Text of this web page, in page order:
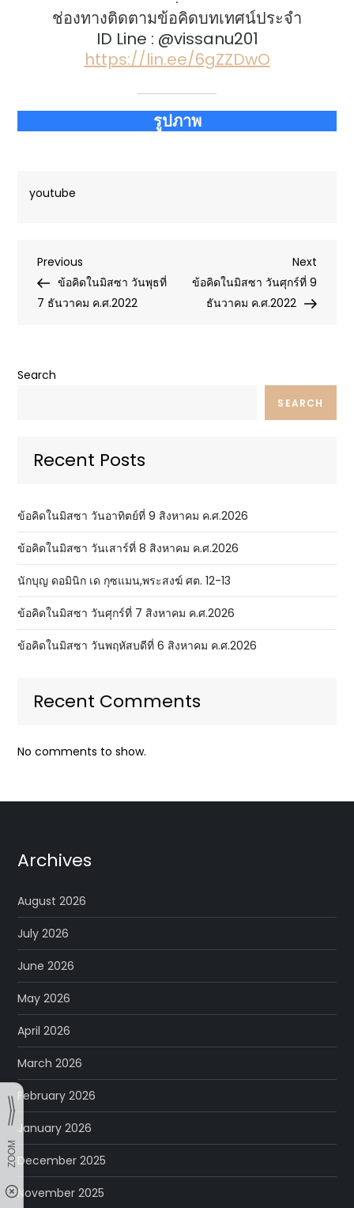
ช่องทางติดตามข้อคิดบทเทศน์ประจำ
ID Line : @vissanu201
https://lin.ee/6gZZDwO
รูปภาพ
youtube
Post
navigation
Previous
Post
Previous
ข้อคิดในมิสซา วันพุธที่
7 ธันวาคม ค.ศ.2022
Next
Post
Next
ข้อคิดในมิสซา วันศุกร์ที่ 9
ธันวาคม ค.ศ.2022
Search
SEARCH
Recent Posts
ข้อคิดในมิสซา วันอาทิตย์ที่ 9 สิงหาคม ค.ศ.2026
ข้อคิดในมิสซา วันเสาร์ที่ 8 สิงหาคม ค.ศ.2026
นักบุญ ดอมินิก เด กุซแมน,พระสงฆ์ ศต. 12-13
ข้อคิดในมิสซา วันศุกร์ที่ 7 สิงหาคม ค.ศ.2026
ข้อคิดในมิสซา วันพฤหัสบดีที่ 6 สิงหาคม ค.ศ.2026
Recent Comments
No comments to show.
Archives
August 2026
July 2026
June 2026
May 2026
April 2026
March 2026
February 2026
January 2026
December 2025
November 2025